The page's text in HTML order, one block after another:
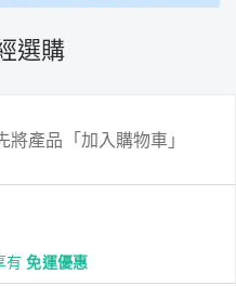
選購
產品「加入購物車」
有免運優惠